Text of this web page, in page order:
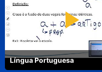
• Escolaridade Exigida:
• Vagas: 50 vagas no
deficiência.
• Remuneração (salário ou
• Benefícios: Cesta básica
Língua Portuguesa